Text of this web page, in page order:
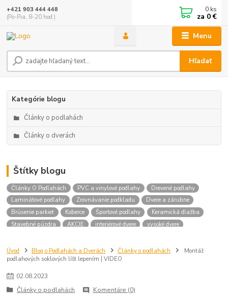
Menu
Hľadať
+421 903 444 448
(Po-Pia, 8-20 hod.)
0 ks
za 0 €
Kategórie blogu
Články o podlahách
Články o dverách
Štítky blogu
Články O Podlahách PVC a vinylové podlahy
Drevené podlahy
Laminátové podlahy
Zrovnávanie podkladu
Dvere a zárubne
Brúsenie parkiet
Koberce Športové podlahy
Keramická dlažba
Stavebné púzdra
AKCIE interiérové dvere
vysoké dvere
dvere na mieru
Úvod Blog o Podlahách a Dverách Články o podlahách
Montáž
podlahových soklových líšt lepením | VIDEO
02.08.2023
Články o podlahách
Komentáre (0)